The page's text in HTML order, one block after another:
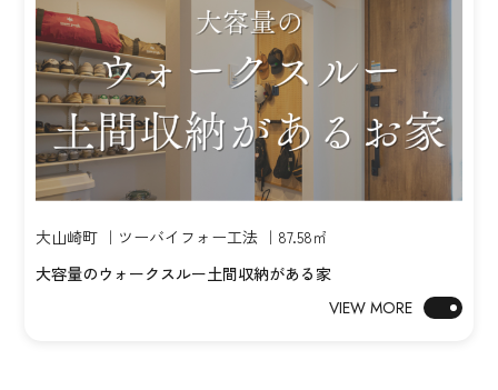
大山崎町 ｜ツーバイフォー工法 ｜87.58㎡
大容量のウォークスルー土間収納がある家
VIEW MORE